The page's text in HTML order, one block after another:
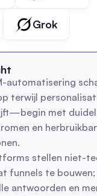
Grok
automatisering
terwijl
met
en
stellen niet-
funnels te
antwoorden en